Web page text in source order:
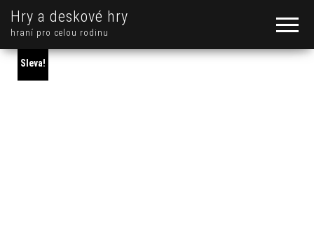
Hry a deskové hry
hraní pro celou rodinu
Sleva!